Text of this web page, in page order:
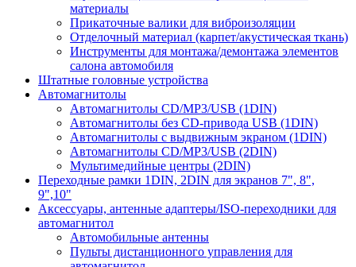
материалы
Прикаточные валики для виброизоляции
Отделочный материал (карпет/акустическая ткань)
Инструменты для монтажа/демонтажа элементов
салона автомобиля
Штатные головные устройства
Автомагнитолы
Автомагнитолы CD/MP3/USB (1DIN)
Автомагнитолы без CD-привода USB (1DIN)
Автомагнитолы с выдвижным экраном (1DIN)
Автомагнитолы CD/MP3/USB (2DIN)
Мультимедийные центры (2DIN)
Переходные рамки 1DIN, 2DIN для экранов 7", 8",
9",10"
Аксессуары, антенные адаптеры/ISO-переходники для
автомагнитол
Автомобильные антенны
Пульты дистанционного управления для